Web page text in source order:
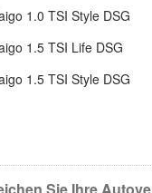
1.0 TSI Style DSG
1.5 TSI Life DSG
1.5 TSI Style DSG